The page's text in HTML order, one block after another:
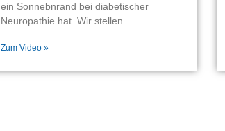
ein Sonnebnrand bei diabetischer
Neuropathie hat. Wir stellen
Zum Video »